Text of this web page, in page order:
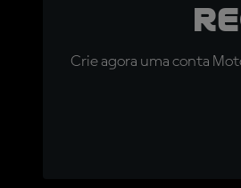
Crie agora uma conta